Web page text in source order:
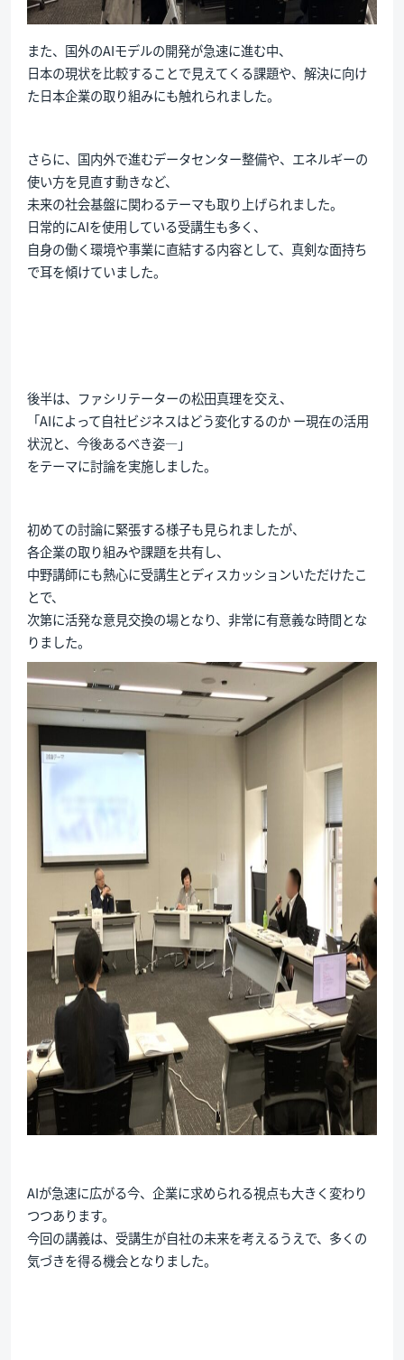
また、国外のAIモデルの開発が急速に進む中、
日本の現状を比較することで見えてくる課題や、解決に向け
た日本企業の取り組みにも触れられました。
さらに、国内外で進むデータセンター整備や、エネルギーの
使い方を見直す動きなど、
未来の社会基盤に関わるテーマも取り上げられました。
日常的にAIを使用している受講生も多く、
自身の働く環境や事業に直結する内容として、真剣な面持ち
で耳を傾けていました。
後半は、ファシリテーターの松田真理を交え、
「AIによって自社ビジネスはどう変化するのか ー現在の活用
状況と、今後あるべき姿―」
をテーマに討論を実施しました。
初めての討論に緊張する様子も見られましたが、
各企業の取り組みや課題を共有し、
中野講師にも熱心に受講生とディスカッションいただけたこ
とで、
次第に活発な意見交換の場となり、非常に有意義な時間とな
りました。
AIが急速に広がる今、企業に求められる視点も大きく変わり
つつあります。
今回の講義は、受講生が自社の未来を考えるうえで、多くの
気づきを得る機会となりました。